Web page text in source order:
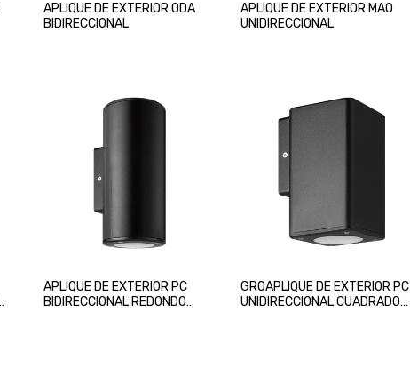
APLIQUE DE EXTERIOR ODA
BIDIRECCIONAL
APLIQUE DE EXTERIOR MAO
UNIDIRECCIONAL
APLIQUE DE EXTERIOR PC
BIDIRECCIONAL REDONDO
GROAPLIQUE DE EXTERIOR PC
UNIDIRECCIONAL CUADRADO